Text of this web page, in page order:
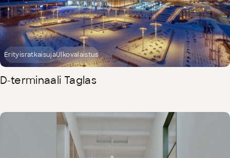
ErityisratkaisujaUlkovalaistus
D-terminaali Taglas